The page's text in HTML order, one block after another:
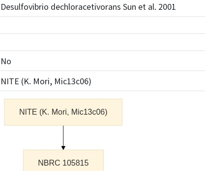
Desulfovibrio dechloracetivorans Sun et al. 2001
No
NITE (K. Mori, Mic13c06)